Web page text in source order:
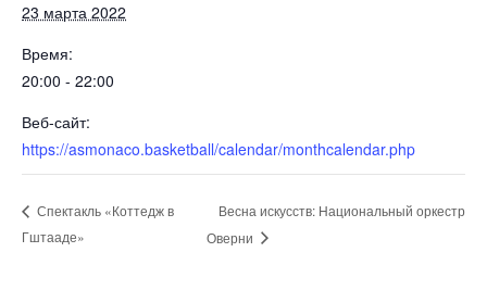
23 марта 2022
Время:
20:00 - 22:00
Веб-сайт:
https://asmonaco.basketball/calendar/monthcalendar.php
Спектакль «Коттедж в
Гштааде»
Весна искусств: Национальный оркестр
Оверни